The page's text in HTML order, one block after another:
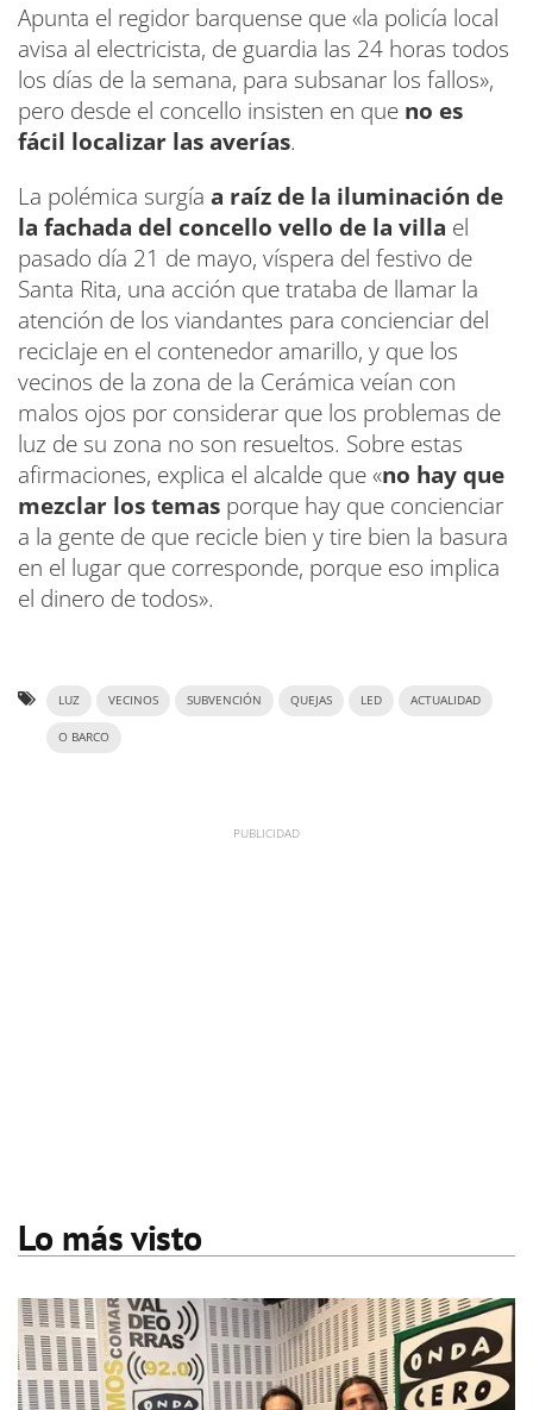
Apunta el regidor barquense que «la policía local
avisa al electricista, de guardia las 24 horas todos
los días de la semana, para subsanar los fallos»,
pero desde el concello insisten en que no es
fácil localizar las averías.
La polémica surgía a raíz de la iluminación de
la fachada del concello vello de la villa el
pasado día 21 de mayo, víspera del festivo de
Santa Rita, una acción que trataba de llamar la
atención de los viandantes para concienciar del
reciclaje en el contenedor amarillo, y que los
vecinos de la zona de la Cerámica veían con
malos ojos por considerar que los problemas de
luz de su zona no son resueltos. Sobre estas
afirmaciones, explica el alcalde que «no hay que
mezclar los temas porque hay que concienciar
a la gente de que recicle bien y tire bien la basura
en el lugar que corresponde, porque eso implica
el dinero de todos».
LUZ VECINOS SUBVENCIÓN QUEJAS LED ACTUALIDAD
O BARCO
Lo más visto